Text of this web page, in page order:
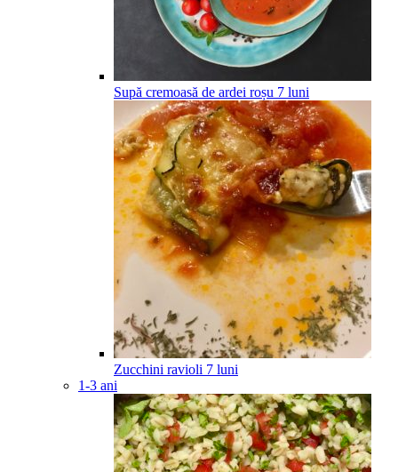
Supă cremoasă de ardei roșu 7 luni
Zucchini ravioli 7 luni
1-3 ani